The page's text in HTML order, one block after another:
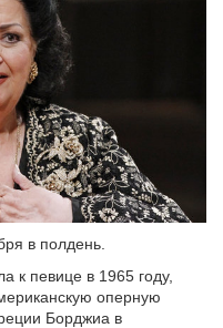
в полдень.
к певице в 1965 году,
оперную
Борджиа в